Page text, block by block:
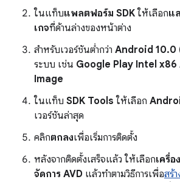
ในแท็บแพลตฟอร์ม SDK ให้เลือกแ
เกจที่ด้านล่างของหน้าต่าง
สำหรับเวอร์ชันต่ำกว่า Android 10.0
ระบบ เช่น Google Play Intel
Image
ในแท็บ SDK Tools ให้เลือก
เวอร์ชันล่าสุด
คลิกตกลงเพื่อเริ่มการติดตั้ง
หลังจากติดตั้งเสร็จแล้ว ให้เลือกเครื่อ
จัดการ AVD แล้วทําตามวิธีการเพื่อสร้